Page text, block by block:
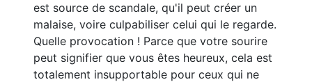
est source de scandale, qu'il peut créer un
malaise, voire culpabiliser celui qui le regarde.
Quelle provocation ! Parce que votre sourire
peut signifier que vous êtes heureux, cela est
totalement insupportable pour ceux qui ne